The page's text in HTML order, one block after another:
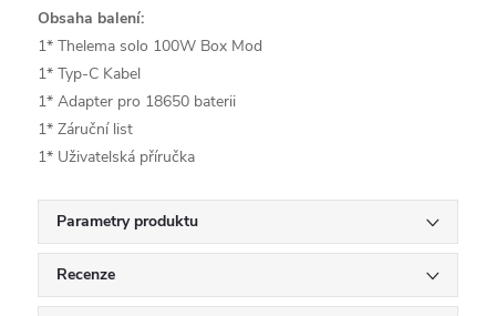
Obsaha balení:
1* Thelema solo 100W Box Mod
1* Typ-C Kabel
1* Adapter pro 18650 baterii
1* Záruční list
1* Uživatelská příručka
Parametry produktu
Recenze